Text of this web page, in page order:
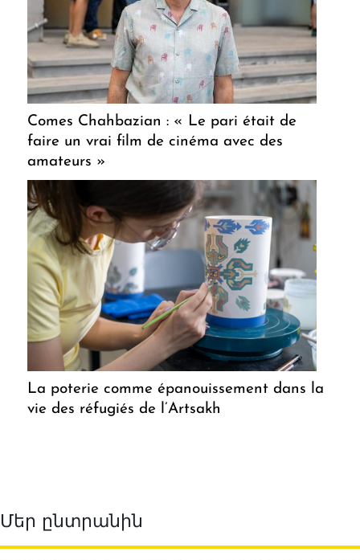
Comes Chahbazian : « Le pari était de
faire un vrai film de cinéma avec des
amateurs »
La poterie comme épanouissement dans la
vie des réfugiés de l’Artsakh
Մեր ընտրանին